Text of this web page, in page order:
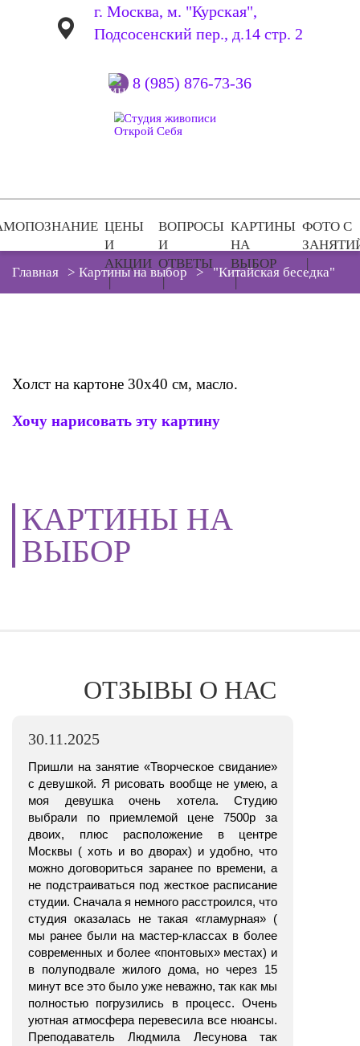
г. Москва, м. "Курская",
Подсосенский пер., д.14 стр. 2
8 (985) 876-73-36
ЦЕНЫ
И
АКЦИИ
ВОПРОСЫ
И
ОТВЕТЫ
КАРТИНЫ
НА
ВЫБОР
ФОТО С
Главная
> Картины на выбор > "Китайская беседка"
Холст на картоне 30х40 см, масло.
Хочу нарисовать эту картину
КАРТИНЫ НА
ВЫБОР
ОТЗЫВЫ О НАС
30.11.2025
Пришли на занятие «Творческое свидание»
с девушкой. Я рисовать вообще не умею, а
моя девушка очень хотела. Студию
выбрали по приемлемой цене 7500р за
двоих, плюс расположение в центре
Москвы ( хоть и во дворах) и удобно, что
можно договориться заранее по времени, а
не подстраиваться под жесткое расписание
студии. Сначала я немного расстроился, что
студия оказалась не такая «гламурная» (
мы ранее были на мастер-классах в более
современных и более «понтовых» местах) и
в полуподвале жилого дома, но через 15
минут все это было уже неважно, так как мы
полностью погрузились в процесс. Очень
уютная атмосфера перевесила все нюансы.
Преподаватель Людмила Лесунова так